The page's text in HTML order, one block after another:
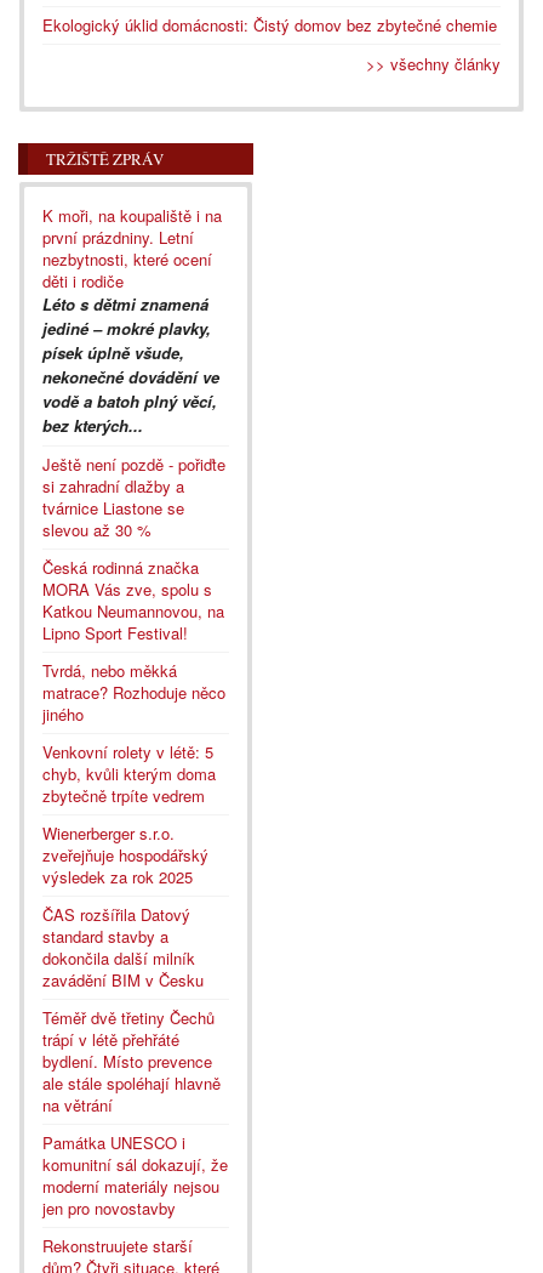
Ekologický úklid domácnosti: Čistý domov bez zbytečné chemie
>> všechny články
TRŽIŠTĚ ZPRÁV
K moři, na koupaliště i na
první prázdniny. Letní
nezbytnosti, které ocení
děti i rodiče
Léto s dětmi znamená
jediné – mokré plavky,
písek úplně všude,
nekonečné dovádění ve
vodě a batoh plný věcí,
bez kterých...
Ještě není pozdě - pořiďte
si zahradní dlažby a
tvárnice Liastone se
slevou až 30 %
Česká rodinná značka
MORA Vás zve, spolu s
Katkou Neumannovou, na
Lipno Sport Festival!
Tvrdá, nebo měkká
matrace? Rozhoduje něco
jiného
Venkovní rolety v létě: 5
chyb, kvůli kterým doma
zbytečně trpíte vedrem
Wienerberger s.r.o.
zveřejňuje hospodářský
výsledek za rok 2025
ČAS rozšířila Datový
standard stavby a
dokončila další milník
zavádění BIM v Česku
Téměř dvě třetiny Čechů
trápí v létě přehřáté
bydlení. Místo prevence
ale stále spoléhají hlavně
na větrání
Památka UNESCO i
komunitní sál dokazují, že
moderní materiály nejsou
jen pro novostavby
Rekonstruujete starší
dům? Čtyři situace, které